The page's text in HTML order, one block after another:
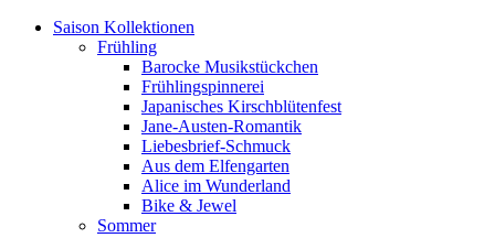
Saison Kollektionen
Frühling
Barocke Musikstückchen
Frühlingspinnerei
Japanisches Kirschblütenfest
Jane-Austen-Romantik
Liebesbrief-Schmuck
Aus dem Elfengarten
Alice im Wunderland
Bike & Jewel
Sommer